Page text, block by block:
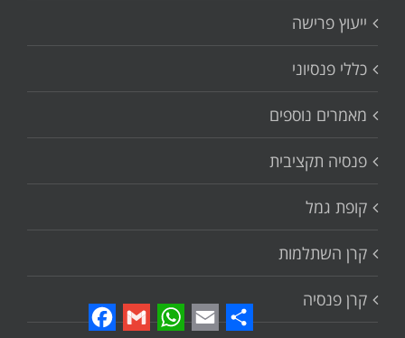
ייעוץ פרישה
כללי פנסיוני
מאמרים נוספים
פנסיה תקציבית
קופת גמל
קרן השתלמות
קרן פנסיה
FacebookGmail
WhatsAppEmailShare